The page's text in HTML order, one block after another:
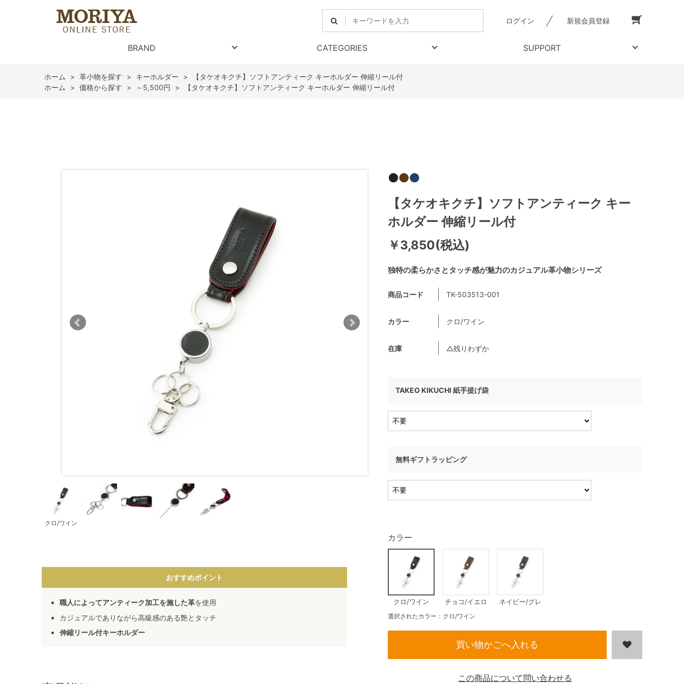
ログイン 新規会員登録
BRAND CATEGORIES SUPPORT
ホーム > 革小物を探す > キーホルダー >
【タケオキクチ】ソフトアンティーク キーホルダー 伸縮リール付
ホーム
> 価格から探す > ～5,500円 > 【タケオキクチ】ソフトアンティーク キーホルダー 伸縮リール付
クロ/ワイン
おすすめポイント
職人によってアンティーク加工を施した革を使用
カジュアルでありながら高級感のある艶とタッチ
伸縮リール付キーホルダー
独特の柔らかさとタッチ感が魅力のカジュアル革小物シリーズ
【タケオキクチ】ソフトアンティーク キー
ホルダー 伸縮リール付
￥3,850(税込)
商品コード TK-503513-001
カラー クロ/ワイン
在庫 △残りわずか
TAKEO KIKUCHI 紙手提げ袋
無料ギフトラッピング
カラー
クロ/ワイン
チョコ/イエロ
ネイビー/グレ
選択されたカラー：クロ/ワイン
買い物かごへ入れる
この商品について問い合わせる